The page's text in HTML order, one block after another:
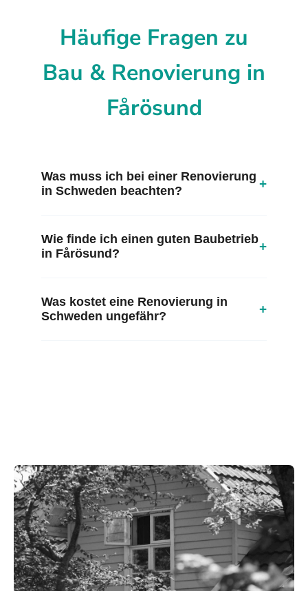
Häufige Fragen zu
Bau & Renovierung in
Fårösund
Was muss ich bei einer Renovierung
in Schweden beachten?
+
Wie finde ich einen guten Baubetrieb
in Fårösund?
+
Was kostet eine Renovierung in
Schweden ungefähr?
+